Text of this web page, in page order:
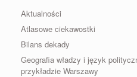
Aktualności
Atlasowe ciekawostki
Bilans dekady
Geografia władzy i język
przykładzie Warszawy